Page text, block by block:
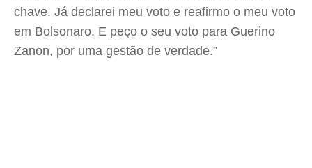
chave. Já declarei meu voto e reafirmo o meu voto
em Bolsonaro. E peço o seu voto para Guerino
Zanon, por uma gestão de verdade.”